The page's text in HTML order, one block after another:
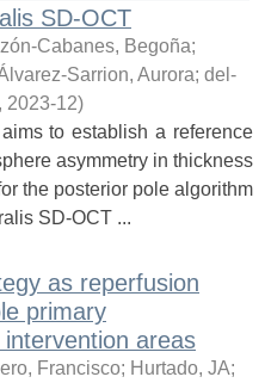
SD-OCT
Cabanes, Begoña;
Sarrion, Aurora; del-
, 2023-12)
to establish a reference
asymmetry in thickness
the posterior pole algorithm
SD-OCT ...
as reperfusion
primary
areas
Francisco; Hurtado, JA;